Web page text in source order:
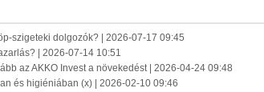
szigeteki dolgozók? | 2026-07-17 09:45
| 2026-07-14 10:51
az AKKO Invest a növekedést | 2026-04-24 09:48
és higiéniában (x) | 2026-02-10 09:46